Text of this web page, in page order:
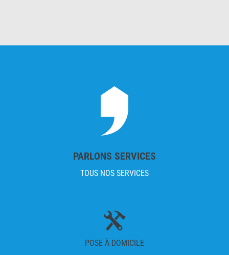
PARLONS SERVICES
TOUS NOS SERVICES
POSE À DOMICILE